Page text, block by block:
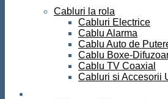
Cabluri la rola
Cabluri Electrice
Cablu Alarma
Cablu Auto de
Cablu Boxe-
Cablu TV Coaxial
Cabluri si Accesorii